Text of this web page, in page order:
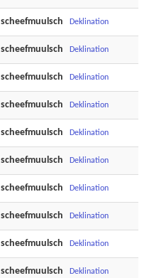
scheefmuulsch Deklination
scheefmuulsch Deklination
scheefmuulsch Deklination
scheefmuulsch Deklination
scheefmuulsch Deklination
scheefmuulsch Deklination
scheefmuulsch Deklination
scheefmuulsch Deklination
scheefmuulsch Deklination
scheefmuulsch Deklination